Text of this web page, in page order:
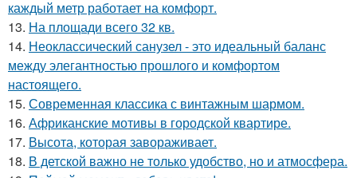
каждый метр работает на комфорт.
13. На площади всего 32 кв.
14. Неоклассический санузел - это идеальный баланс
между элегантностью прошлого и комфортом
настоящего.
15. Современная классика с винтажным шармом.
16. Африканские мотивы в городской квартире.
17. Высота, которая завораживает.
18. В детской важно не только удобство, но и атмосфера.